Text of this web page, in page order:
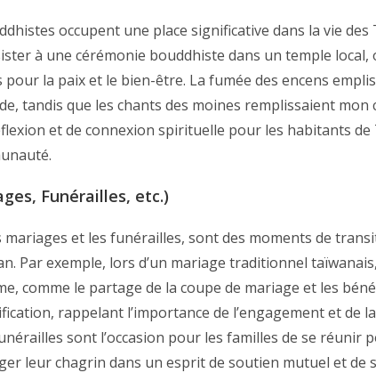
occupent une place significative dans la vie des
à une cérémonie bouddhiste dans un temple local,
la paix et le bien-être. La fumée des encens
tandis que les chants des moines remplissaient mon
et de connexion spirituelle pour les habitants
Funérailles, etc.)
mariages et les funérailles, sont des moments de
Par exemple, lors d’un mariage traditionnel
comme le partage de la coupe de mariage et les
rappelant l’importance de l’engagement et de
sont l’occasion pour les familles de se réunir
leur chagrin dans un esprit de soutien mutuel et de